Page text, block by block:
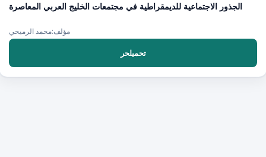
الجذور الاجتماعية للديمقراطية في مجتمعات الخليج العربي المعاصرة
مؤلف:محمد الرميحي
تحميلحر